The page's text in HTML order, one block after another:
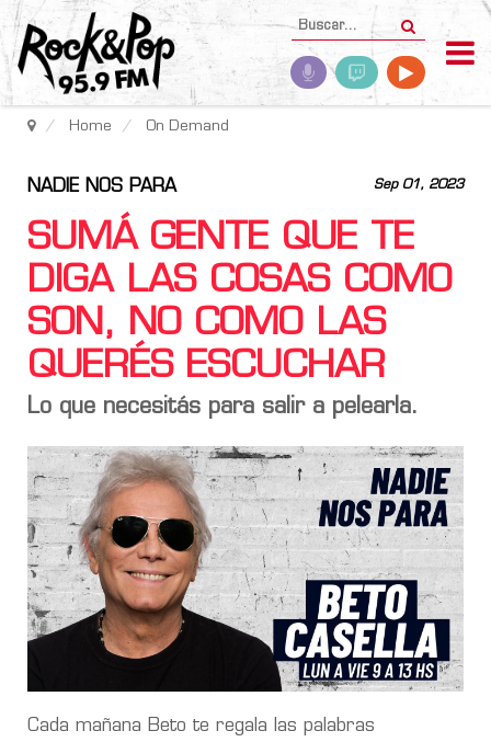
Home On Demand
Sep 01, 2023
NADIE NOS PARA
SUMÁ GENTE QUE TE
DIGA LAS COSAS COMO
SON, NO COMO LAS
QUERÉS ESCUCHAR
Lo que necesitás para salir a pelearla.
Cada mañana Beto te regala las palabras